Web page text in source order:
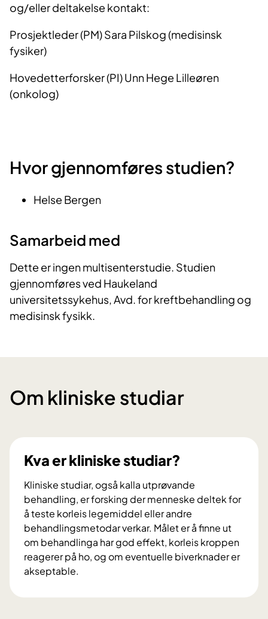
og/eller deltakelse kontakt:
Prosjektleder (PM) Sara Pilskog (medisinsk
fysiker)
Hovedetterforsker (PI) Unn Hege Lilleøren
(onkolog)
Hvor gjennomføres studien?
Helse Bergen
Samarbeid med
Dette er ingen multisenterstudie. Studien
gjennomføres ved Haukeland
universitetssykehus, Avd. for kreftbehandling og
medisinsk fysikk.
Om kliniske studiar
Kva er kliniske studiar?
Kliniske studiar, også kalla utprøvande
behandling, er forsking der menneske deltek for
å teste korleis legemiddel eller andre
behandlingsmetodar verkar. Målet er å finne ut
om behandlinga har god effekt, korleis kroppen
reagerer på ho, og om eventuelle biverknader er
akseptable.
v